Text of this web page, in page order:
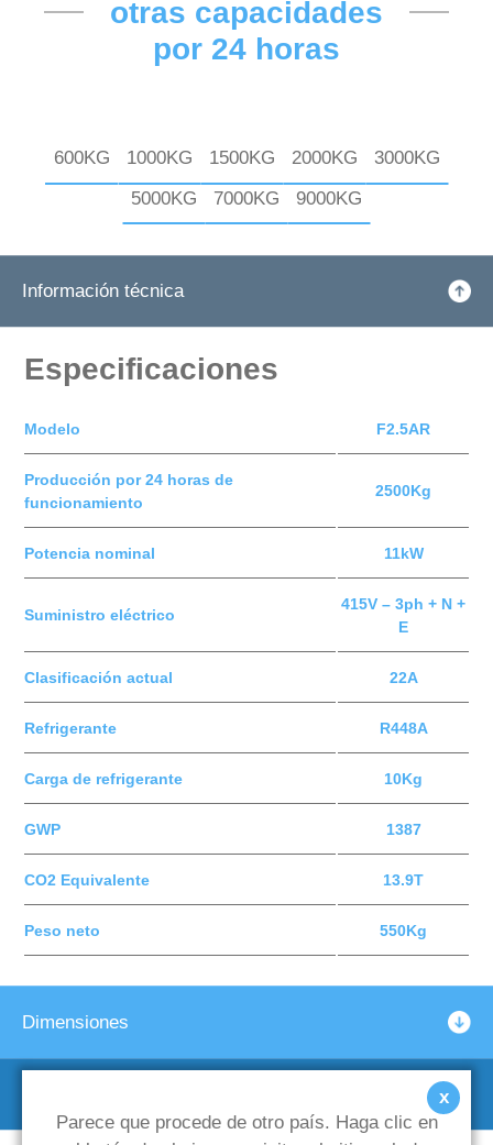
x
Parece que procede de otro país. Haga clic en
otras capacidades
por 24 horas
600KG 1000KG 1500KG 2000KG
3000KG
5000KG
7000KG 9000KG
Información técnica
Especificaciones
Modelo F2.5AR
Producción por 24 horas de
funcionamiento
2500Kg
Potencia nominal 11kW
Suministro eléctrico
415V – 3ph + N +
E
Clasificación actual 22A
Refrigerante R448A
Carga de refrigerante 10Kg
GWP 1387
CO2 Equivalente 13.9T
Peso neto 550Kg
Dimensiones